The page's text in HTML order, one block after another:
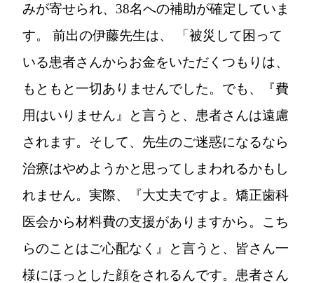
みが寄せられ、38名への補助が確定していま
す。 前出の伊藤先生は、 「被災して困って
いる患者さんからお金をいただくつもりは、
もともと一切ありませんでした。でも、『費
用はいりません』と言うと、患者さんは遠慮
されます。そして、先生のご迷惑になるなら
治療はやめようかと思ってしまわれるかもし
れません。実際、『大丈夫ですよ。矯正歯科
医会から材料費の支援がありますから。こち
らのことはご心配なく』と言うと、皆さん一
様にほっとした顔をされるんです。患者さん